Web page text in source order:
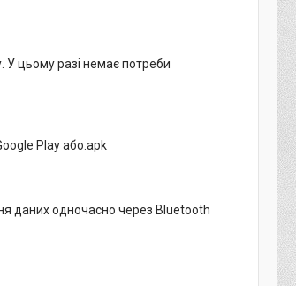
цьому разі немає потреби
Play або.apk
даних одночасно через Bluetooth